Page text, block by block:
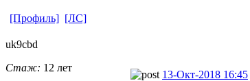
[Профиль] [ЛС]
uk9cbd
Стаж: 12 лет
13-Окт-2018 16:45